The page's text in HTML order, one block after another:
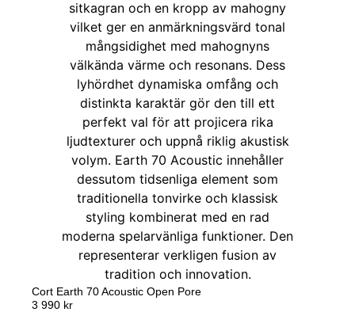
Cort Earth 70 Acoustic Open Pore
3 990 kr